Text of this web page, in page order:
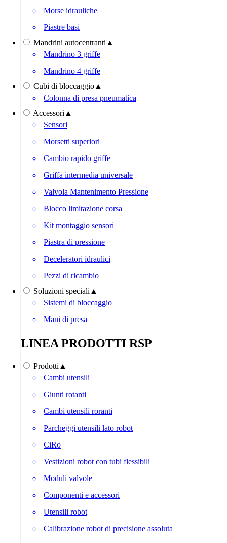
Morse idrauliche
Piastre basi
Mandrini autocentranti ▲
Mandrino 3 griffe
Mandrino 4 griffe
Cubi di bloccaggio ▲
Colonna di presa pneumatica
Accessori ▲
Sensori
Morsetti superiori
Cambio rapido griffe
Griffa intermedia universale
Valvola Mantenimento Pressione
Blocco limitazione corsa
Kit montaggio sensori
Piastra di pressione
Deceleratori idraulici
Pezzi di ricambio
Soluzioni speciali ▲
Sistemi di bloccaggio
Mani di presa
LINEA PRODOTTI RSP
Prodotti ▲
Cambi utensili
Giunti rotanti
Cambi utensili roranti
Parcheggi utensili lato robot
CiRo
Vestizioni robot con tubi flessibili
Moduli valvole
Componenti e accessori
Utensili robot
Calibrazione robot di precisione assoluta